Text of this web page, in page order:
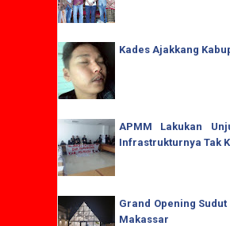
Kades Ajakkang
APMM Lakukan
Infrastrukturnya Tak
Grand Opening
Makassar